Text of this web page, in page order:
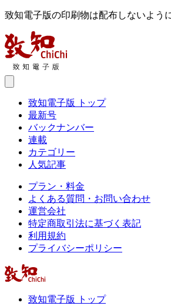
致知電子版の印刷物は配布しないよう
致知電子版 トップ
最新号
バックナンバー
連載
カテゴリー
人気記事
プラン・料金
よくある質問・お問い合わせ
運営会社
特定商取引法に基づく表記
利用規約
プライバシーポリシー
致知電子版 トップ